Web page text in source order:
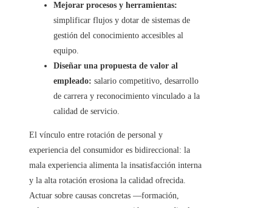
Mejorar procesos y herramientas:
simplificar flujos y dotar de sistemas de
gestión del conocimiento accesibles al
equipo.
Diseñar una propuesta de valor al
empleado: salario competitivo, desarrollo
de carrera y reconocimiento vinculado a la
calidad de servicio.
El vínculo entre rotación de personal y
experiencia del consumidor es bidireccional: la
mala experiencia alimenta la insatisfacción interna
y la alta rotación erosiona la calidad ofrecida.
Actuar sobre causas concretas —formación,